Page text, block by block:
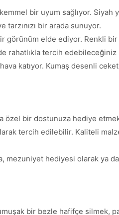
bir uyum sağlıyor. Siyah
bir arada sunuyor.
elde ediyor. Renkli
rahatlıkla tercih edebileceğiniz
katıyor. Kumaş desenli
özel bir dostunuza hediye
tercih edilebilir. Kaliteli
mezuniyet hediyesi olarak ya
bir bezle hafifçe silmek,